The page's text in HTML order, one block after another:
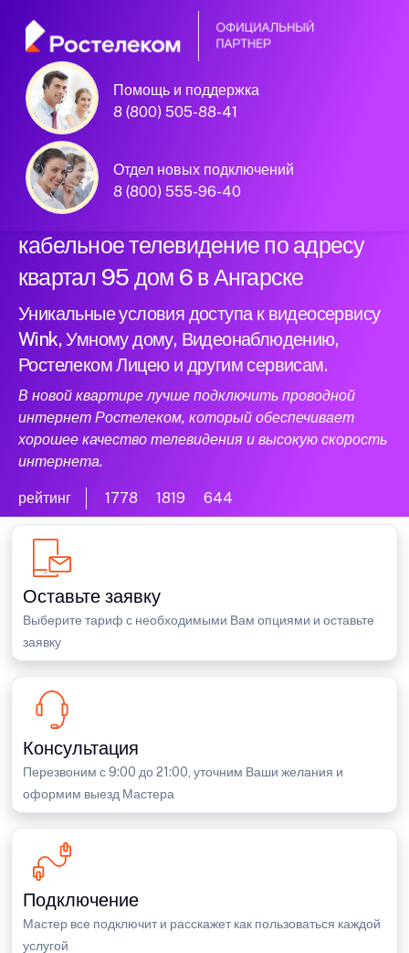
Помощь и поддержка
8 (800) 505-88-41
Отдел новых подключений
8 (800) 555-96-40
Официальный
партнер Ростелеком
Подключили новый интернет и
кабельное телевидение по адресу
квартал 95 дом 6 в Ангарске
Уникальные условия доступа к видеосервису
Wink, Умному дому, Видеонаблюдению,
Ростелеком Лицею и другим сервисам.
В новой квартире лучше подключить проводной
интернет Ростелеком, который обеспечивает
хорошее качество телевидения и высокую скорость
интернета.
рейтинг 1778 1819 644
Оставьте заявку
Выберите тариф с необходимыми Вам опциями и оставьте
заявку
Консультация
Перезвоним с 9:00 до 21:00, уточним Ваши желания и
оформим выезд Мастера
Подключение
Мастер все подключит и расскажет как пользоваться каждой
услугой